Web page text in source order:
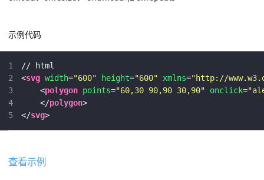
示例代码
1
2
3
4
5
// html
<svg width="600" height="600" xmlns="http://
<polygon points="60,30 90,90 30,90" onclick=
</polygon>
</svg>
查看示例